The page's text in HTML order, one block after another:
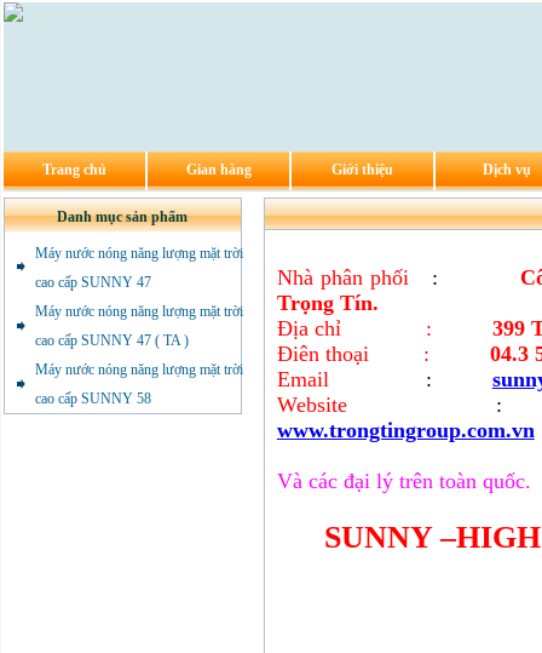
Trang chủ Gian hàng Giới thiệu Dịch vụ
Danh mục sản phẩm
Máy nước nóng năng lượng mặt trời
cao cấp SUNNY 47
Máy nước nóng năng lượng mặt trời
cao cấp SUNNY 47 ( TA )
Máy nước nóng năng lượng mặt trời
cao cấp SUNNY 58
Nhà phân phối :
Trọng Tín.
Địa chỉ
:
399
Điên thoại
:
04.3
Email
:
Website
:
www.trongtingroup.com.vn
Và các đại lý trên toàn quốc.
SUNNY